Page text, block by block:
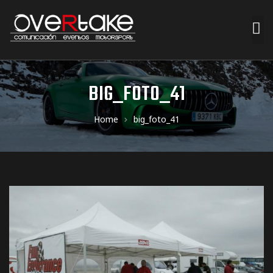
BIG_FOTO_41
Home big_foto_41